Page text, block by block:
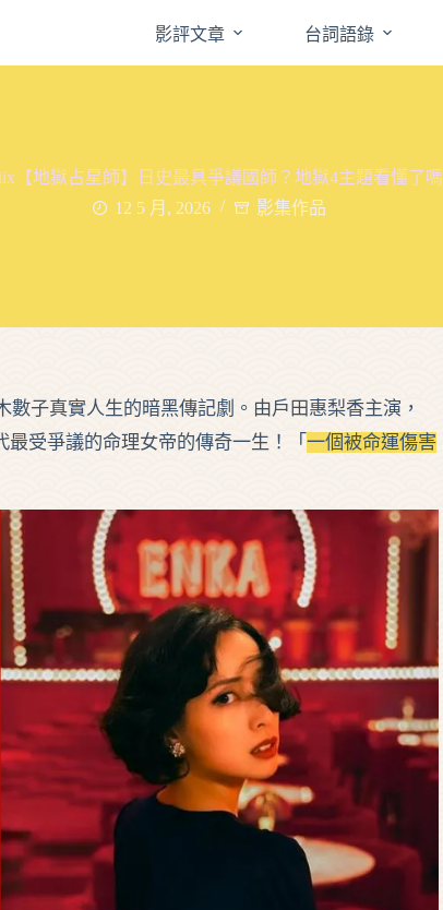
影評文章 台詞語錄
【地獄占星師】日史最具爭議國師？地獄4主題看懂了嗎
12 5 月, 2026
影集作品
子真實人生的暗黑傳記劇。由戶田惠梨香主演，
受爭議的命理女帝的傳奇一生！「 一個被命運傷害